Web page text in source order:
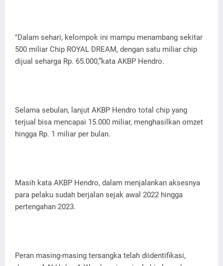
"Dalam sehari, kelompok ini mampu menambang sekitar
500 miliar Chip ROYAL DREAM, dengan satu miliar chip
dijual seharga Rp. 65.000,”kata AKBP Hendro.
Selama sebulan, lanjut AKBP Hendro total chip yang
terjual bisa mencapai 15.000 miliar, menghasilkan omzet
hingga Rp. 1 miliar per bulan.
Masih kata AKBP Hendro, dalam menjalankan aksesnya
para pelaku sudah berjalan sejak awal 2022 hingga
pertengahan 2023.
Peran masing-masing tersangka telah diidentifikasi,